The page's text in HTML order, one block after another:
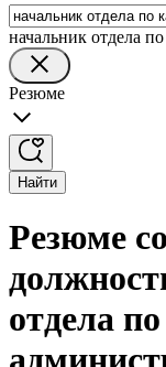
начальник отдела
Резюме
Найти
Резюме
отдела